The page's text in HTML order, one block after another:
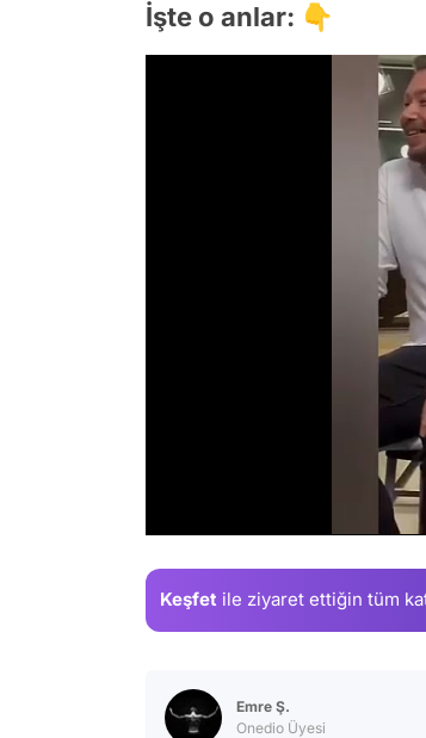
İşte o anlar: 👇
Keşfet ile ziyaret ettiğin tüm
Emre Ş.
Onedio Üyesi